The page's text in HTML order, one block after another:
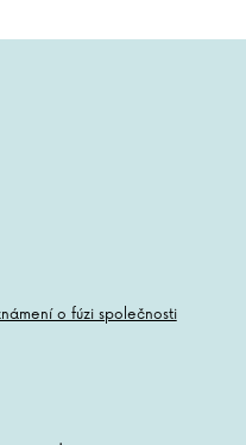
o fúzi společnosti